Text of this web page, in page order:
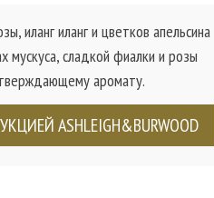
иланг иланг и цветков апельсина
мускуса, сладкой фиалки и розы
аромату.
ASHLEIGH&BURWOOD